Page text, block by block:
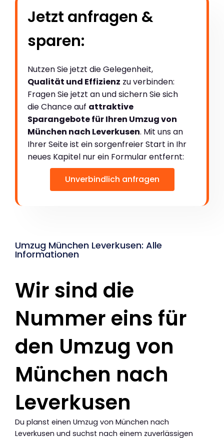
Jetzt anfragen &
sparen:
Nutzen Sie jetzt die Gelegenheit,
Qualität und Effizienz zu verbinden:
Fragen Sie jetzt an und sichern Sie sich
die Chance auf attraktive
Sparangebote für Ihren Umzug von
München nach Leverkusen. Mit uns an
Ihrer Seite ist ein sorgenfreier Start in Ihr
neues Kapitel nur ein Formular entfernt:
Unverbindlich anfragen
Umzug München Leverkusen: Alle
Informationen
Wir sind die
Nummer eins für
den Umzug von
München nach
Leverkusen
Du planst einen Umzug von München nach
Leverkusen und suchst nach einem zuverlässigen